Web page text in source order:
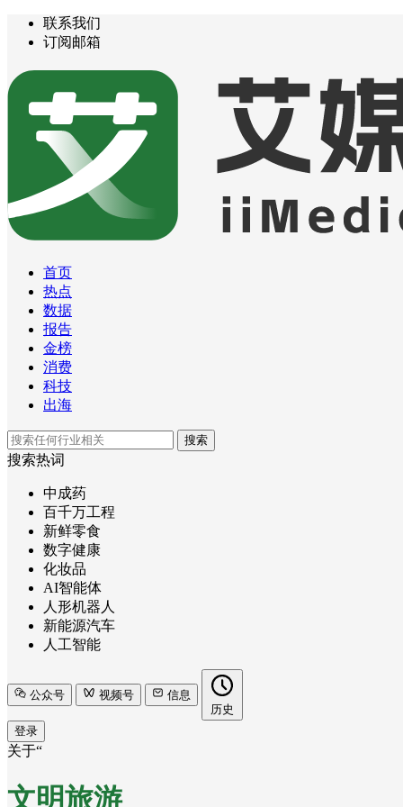
联系我们
订阅邮箱
首页
热点
数据
报告
金榜
消费
科技
出海
搜索
搜索热词
中成药
百千万工程
新鲜零食
数字健康
化妆品
AI智能体
人形机器人
新能源汽车
人工智能
公众号 视频号
信息
历史
登录
关于“
文明旅游